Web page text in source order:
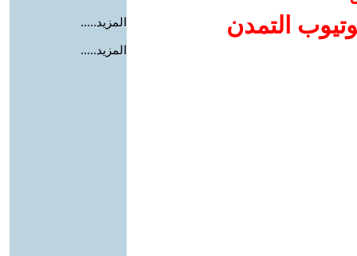
التمدن
المزيد.....
المزيد.....